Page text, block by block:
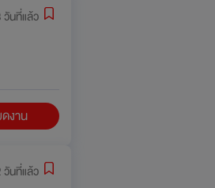
วันที่แล้ว
งาน
วันที่แล้ว